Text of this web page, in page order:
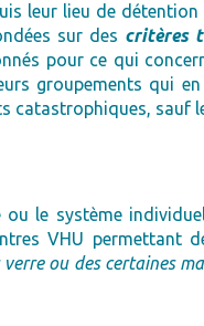
leur lieu de
sur des critères
pour ce qui
groupements qui
catastrophiques, sauf
le système
VHU permettant
ou des certaines